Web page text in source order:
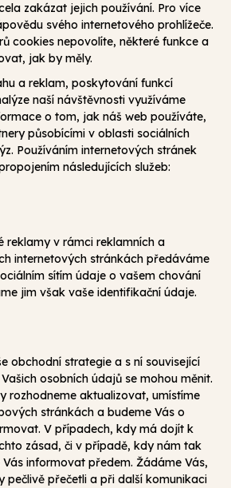
zakázat jejich používání. Pro více
svého internetového prohlížeče.
cookies nepovolíte, některé funkce a
jak by měly.
a reklam, poskytování funkcí
naší návštěvnosti využíváme
o tom, jak náš web používáte,
působícími v oblasti sociálních
Používáním internetových stránek
následujících služeb:
reklamy v rámci reklamních a
internetových stránkách předáváme
sítím údaje o vašem chování
jim však vaše identifikační údaje.
obchodní strategie a s ní související
osobních údajů se mohou měnit.
rozhodneme aktualizovat, umístíme
stránkách a budeme Vás o
V případech, kdy má dojít k
zásad, či v případě, kdy nám tak
informovat předem. Žádáme Vás,
pečlivě přečetli a při další komunikaci